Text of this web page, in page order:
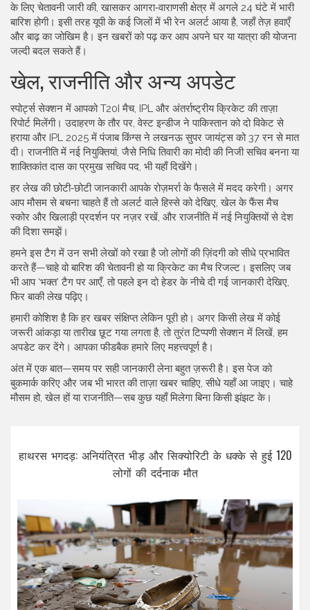
के लिए चेतावनी जारी की, खासकर आगरा‑वाराणसी क्षेत्र में अगले 24 घंटे में भारी
बारिश होगी। इसी तरह यूपी के कई जिलों में भी रेन अलर्ट आया है, जहाँ तेज़ हवाएँ
और बाढ़ का जोखिम है। इन खबरों को पढ़ कर आप अपने घर या यात्रा की योजना
जल्दी बदल सकते हैं।
खेल, राजनीति और अन्य अपडेट
स्पोर्ट्स सेक्शन में आपको T20I मैच, IPL और अंतर्राष्ट्रीय क्रिकेट की ताज़ा
रिपोर्ट मिलेंगी। उदाहरण के तौर पर, वेस्ट इन्डीज ने पाकिस्तान को दो विकेट से
हराया और IPL 2025 में पंजाब किंग्स ने लखनऊ सुपर जायंट्स को 37 रन से मात
दी। राजनीति में नई नियुक्तियां, जैसे निधि तिवारी का मोदी की निजी सचिव बनना या
शाक्तिकांत दास का प्रमुख सचिव पद, भी यहाँ दिखेंगे।
हर लेख की छोटी‑छोटी जानकारी आपके रोज़मर्रा के फैसले में मदद करेगी। अगर
आप मौसम से बचना चाहते हैं तो अलर्ट वाले हिस्से को देखिए, खेल के फैंस मैच
स्कोर और खिलाड़ी प्रदर्शन पर नज़र रखें, और राजनीति में नई नियुक्तियों से देश
की दिशा समझें।
हमने इस टैग में उन सभी लेखों को रखा है जो लोगों की ज़िंदगी को सीधे प्रभावित
करते हैं—चाहे वो बारिश की चेतावनी हो या क्रिकेट का मैच रिजल्ट। इसलिए जब
भी आप ‘भक्‍त’ टैग पर आएँ, तो पहले इन दो हेडर के नीचे दी गई जानकारी देखिए,
फिर बाकी लेख पढ़िए।
हमारी कोशिश है कि हर खबर संक्षिप्त लेकिन पूरी हो। अगर किसी लेख में कोई
जरूरी आंकड़ा या तारीख छूट गया लगता है, तो तुरंत टिप्पणी सेक्शन में लिखें, हम
अपडेट कर देंगे। आपका फीडबैक हमारे लिए महत्त्वपूर्ण है।
अंत में एक बात—समय पर सही जानकारी लेना बहुत ज़रूरी है। इस पेज को
बुकमार्क करिए और जब भी भारत की ताज़ा खबर चाहिए, सीधे यहाँ आ जाइए। चाहे
मौसम हो, खेल हों या राजनीति—सब कुछ यहाँ मिलेगा बिना किसी झंझट के।
हाथरस भगदड़: अनियंत्रित भीड़ और सिक्योरिटी के धक्के से हुई 120
लोगों की दर्दनाक मौत